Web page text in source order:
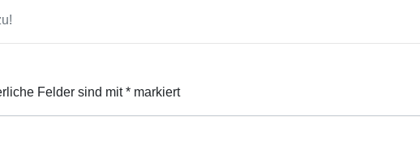
Felder sind mit* markiert